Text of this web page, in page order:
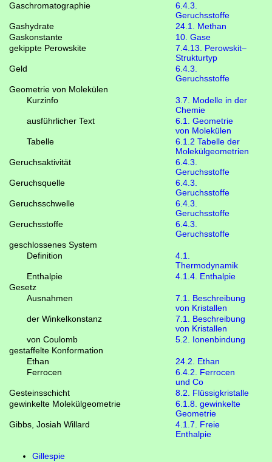
Gaschromatographie
6.4.3.
Geruchsstoffe
Gashydrate
24.1. Methan
Gaskonstante
10. Gase
gekippte Perowskite
7.4.13. Perowskit–
Strukturtyp
Geld
6.4.3.
Geruchsstoffe
Geometrie von Molekülen
Kurzinfo
3.7. Modelle in der
Chemie
ausführlicher Text
6.1. Geometrie
von Molekülen
Tabelle
6.1.2 Tabelle der
Molekülgeometrien
Geruchsaktivität
6.4.3.
Geruchsstoffe
Geruchsquelle
6.4.3.
Geruchsstoffe
Geruchsschwelle
6.4.3.
Geruchsstoffe
Geruchsstoffe
6.4.3.
Geruchsstoffe
geschlossenes System
Definition
4.1.
Thermodynamik
Enthalpie
4.1.4. Enthalpie
Gesetz
Ausnahmen
7.1. Beschreibung
von Kristallen
der Winkelkonstanz
7.1. Beschreibung
von Kristallen
von Coulomb
5.2. Ionenbindung
gestaffelte Konformation
Ethan
24.2. Ethan
Ferrocen
6.4.2. Ferrocen
und Co
Gesteinsschicht
8.2. Flüssigkristalle
gewinkelte Molekülgeometrie
6.1.8. gewinkelte
Geometrie
Gibbs, Josiah Willard
4.1.7. Freie
Enthalpie
Gillespie